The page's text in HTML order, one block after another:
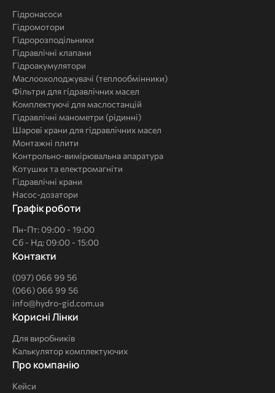
Гідронасоси
Гідромотори
Гідророзподільники
Гідравлічні клапани
Гідроакумулятори
Маслоохолоджувачі (теплообмінники)
Фільтри для гідравлічних масел
Комплектуючі для маслостанцій
Гідравлічні манометри (рідинні)
Шарові крани для гідравлічних масел
Монтажні плити
Контрольно-вимірювальна апаратура
Котушки та електромагніти
Гідравлічні крани
Насос-дозатори
Графік роботи
Пн-Пт: 09:00 - 19:00
Сб - Нд: 09:00 - 15:00
Контакти
(097) 066 99 56
(066) 066 99 56
info@hydro-gid.com.ua
Корисні
Корисні Лінки
Для виробників
Калькулятор комплектуючих
Про
компанію
Про компанію
Кейси